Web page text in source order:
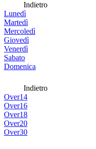
Indietro
Lunedì
Martedì
Mercoledì
Giovedì
Venerdì
Sabato
Domenica
Indietro
Over14
Over16
Over18
Over20
Over30